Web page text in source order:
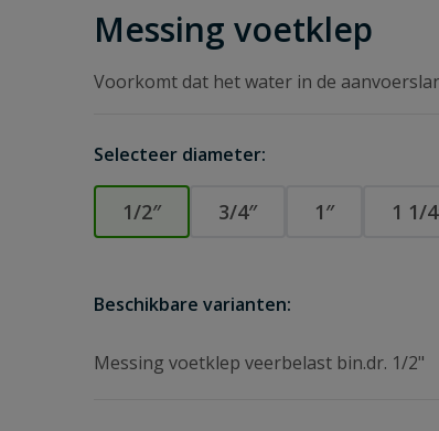
Messing voetklep
Voorkomt dat het water in de
Selecteer diameter:
1/2″ 3/4″ 1″ 1 1/
Beschikbare varianten:
Messing voetklep veerbelast bin.dr. 1/2"